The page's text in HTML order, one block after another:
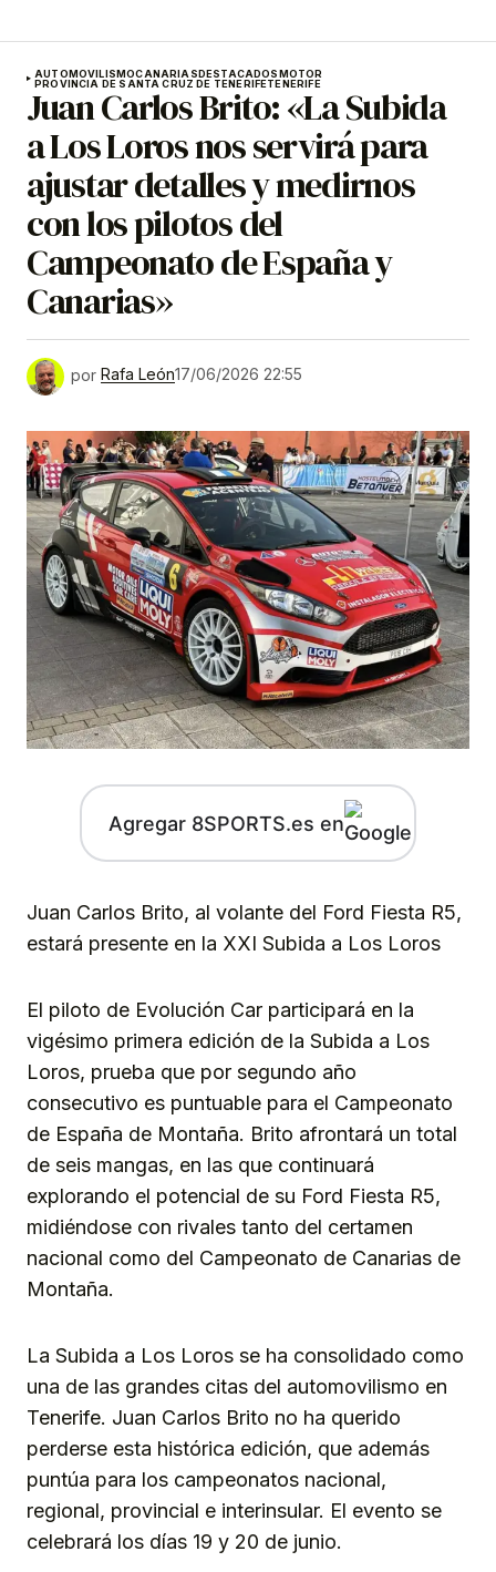
AUTOMOVILISMOCANARIASDESTACADOSMOTOR
PROVINCIA DE SANTA CRUZ DE TENERIFETENERIFE
Juan Carlos Brito: «La Subida
a Los Loros nos servirá para
ajustar detalles y medirnos
con los pilotos del
Campeonato de España y
Canarias»
por Rafa León17/06/2026 22:55
Agregar 8SPORTS.es en
Juan Carlos Brito, al volante del Ford Fiesta R5,
estará presente en la XXI Subida a Los Loros
El piloto de Evolución Car participará en la
vigésimo primera edición de la Subida a Los
Loros, prueba que por segundo año
consecutivo es puntuable para el Campeonato
de España de Montaña. Brito afrontará un total
de seis mangas, en las que continuará
explorando el potencial de su Ford Fiesta R5,
midiéndose con rivales tanto del certamen
nacional como del Campeonato de Canarias de
Montaña.
La Subida a Los Loros se ha consolidado como
una de las grandes citas del automovilismo en
Tenerife. Juan Carlos Brito no ha querido
perderse esta histórica edición, que además
puntúa para los campeonatos nacional,
regional, provincial e interinsular. El evento se
celebrará los días 19 y 20 de junio.